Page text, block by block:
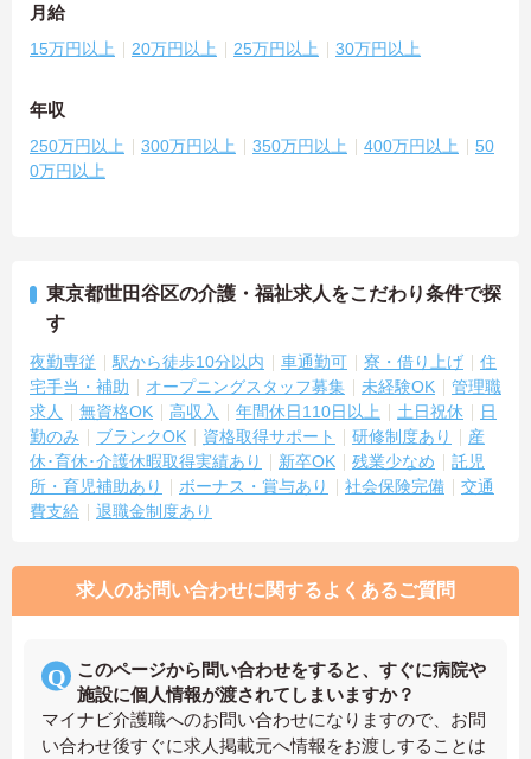
月給
15万円以上 20万円以上 25万円以上 30万円以上
年収
250万円以上 300万円以上 350万円以上 400万円以上
50
0万円以上
東京都世田谷区の介護・福祉求人をこだわり条件で探
す
夜勤専従 駅から徒歩10分以内 車通勤可 寮・借り上げ
住
宅手当・補助
オープニングスタッフ募集 未経験OK
管理職
求人
無資格OK 高収入 年間休日110日以上 土日祝休
日
勤のみ
ブランクOK 資格取得サポート 研修制度あり
産
休･育休･介護休暇取得実績あり
新卒OK 残業少なめ
託児
所・育児補助あり
ボーナス・賞与あり 社会保険完備
交通
費支給
退職金制度あり
求人のお問い合わせに関するよくあるご質問
このページから問い合わせをすると、すぐに病院や
施設に個人情報が渡されてしまいますか？
マイナビ介護職へのお問い合わせになりますので、お問
い合わせ後すぐに求人掲載元へ情報をお渡しすることは